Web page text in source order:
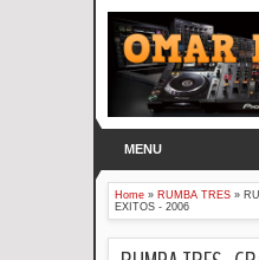
MENU
Home » RUMBA TRES »
EXITOS - 2006